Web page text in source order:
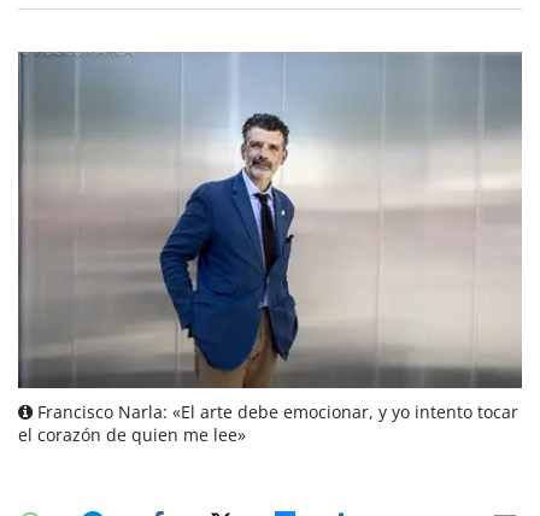
Francisco Narla: «El arte debe emocionar, y yo intento tocar
el corazón de quien me lee»